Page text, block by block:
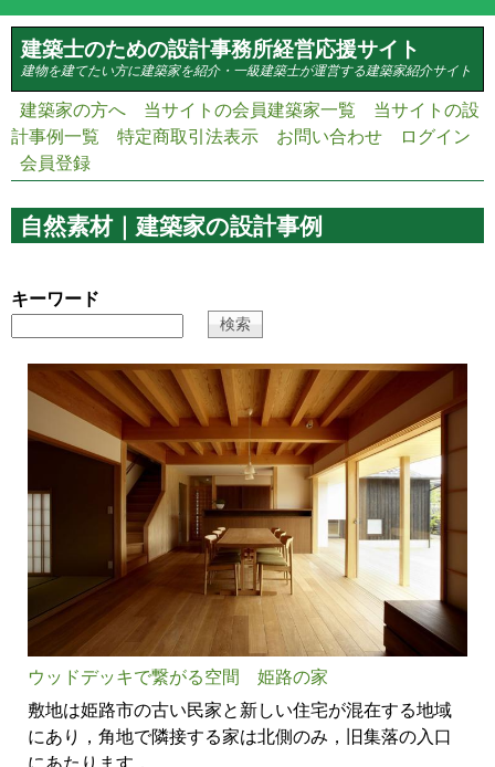
メインコンテンツに移動
建築士のための設計事務所経営応援サイト
建物を建てたい方に建築家を紹介・一級建築士が運営する建築家紹介サイト
建築家の方へ 当サイトの会員建築家一覧
当サイトの設
計事例一覧
特定商取引法表示 お問い合わせ
ログイン
会員登録
自然素材｜建築家の設計事例
キーワード
ウッドデッキで繋がる空間 姫路の家
敷地は姫路市の古い民家と新しい住宅が混在する地域
にあり，角地で隣接する家は北側のみ，旧集落の入口